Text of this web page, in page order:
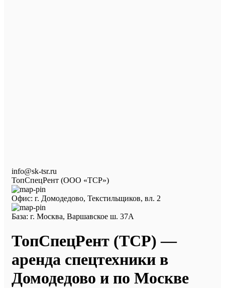
info@sk-tsr.ru
ТопСпецРент (ООО «ТСР»)
Офис: г. Домодедово, Текстильщиков, вл. 2
База: г. Москва, Варшавское ш. 37А
ТопСпецРент (ТСР) —
аренда спецтехники в
Домодедово и по Москве